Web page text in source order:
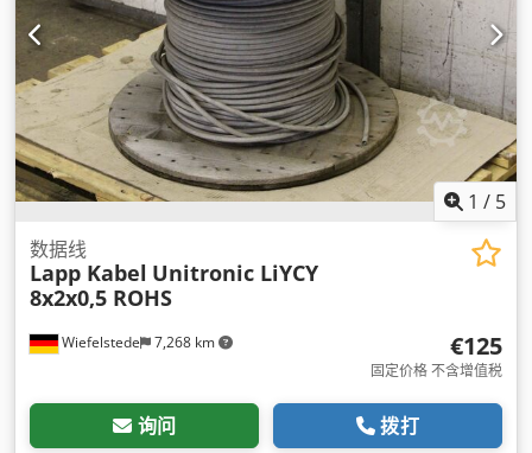
1 / 5
Wiefelstede 7,268 km
数据线
Lapp Kabel Unitronic LiYCY
8x2x0,5 ROHS
€125
固定价格 不含增值税
询问 拨打